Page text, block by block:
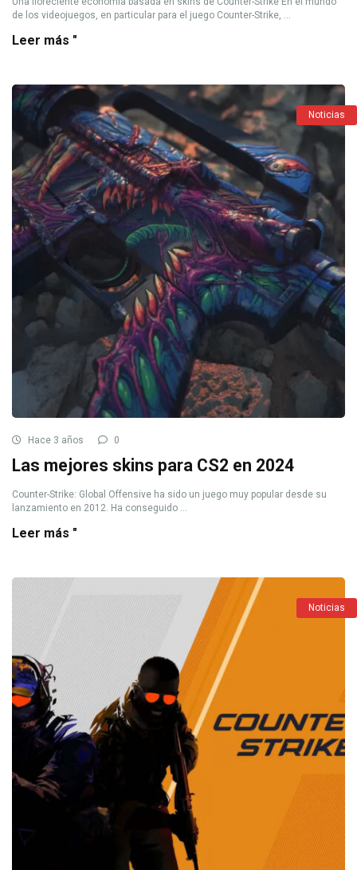
de los videojuegos, en particular para el juego Counter-Strike, ...
Leer más "
Noticias
Hace 3 años 0
Las mejores skins para CS2 en 2024
Counter-Strike: Global Offensive ha sido un juego muy popular desde su
lanzamiento en 2012. Ha conseguido ...
Leer más "
Noticias